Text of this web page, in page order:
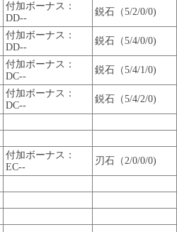
付加ボーナス：
DD--
鋭石（5/2/0/0)
付加ボーナス：
DD--
鋭石（5/4/0/0)
付加ボーナス：
DC--
鋭石（5/4/1/0)
付加ボーナス：
DC--
鋭石（5/4/2/0)
付加ボーナス：
EC--
刃石（2/0/0/0)